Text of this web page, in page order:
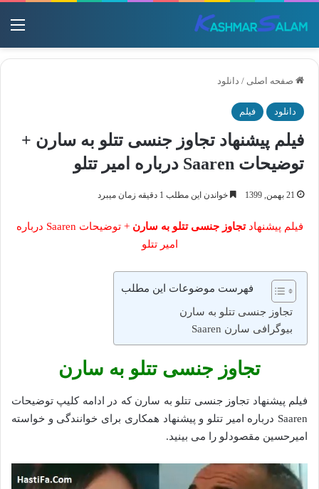
صفحه اصلی / دانلود
دانلود فیلم
فیلم پیشنهاد تجاوز جنسی تتلو به سارن +
توضیحات Saaren درباره امیر تتلو
21 بهمن, 1399 خواندن این مطلب 1 دقیقه زمان میبرد
فیلم پیشنهادتجاوز جنسی تتلو به سارن
+ توضیحات Saaren درباره
امیر تتلو
فهرست موضوعات این مطلب
تجاوز جنسی تتلو به سارن
بیوگرافی سارن Saaren
تجاوز جنسی تتلو به سارن
فیلم پیشنهاد تجاوز جنسی تتلو به سارن که در ادامه کلیپ توضیحات
Saaren درباره امیر تتلو و پیشنهاد همکاری برای خوانندگی و خواسته
امیرحسین مقصودلو را می بینید.